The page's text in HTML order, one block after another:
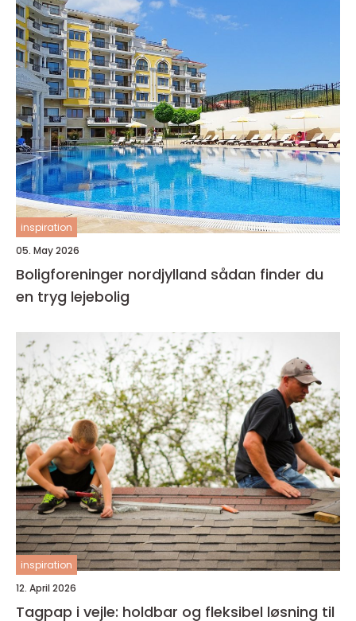
inspiration
05. May 2026
Boligforeninger nordjylland sådan finder du
en tryg lejebolig
inspiration
12. April 2026
Tagpap i vejle: holdbar og fleksibel løsning til